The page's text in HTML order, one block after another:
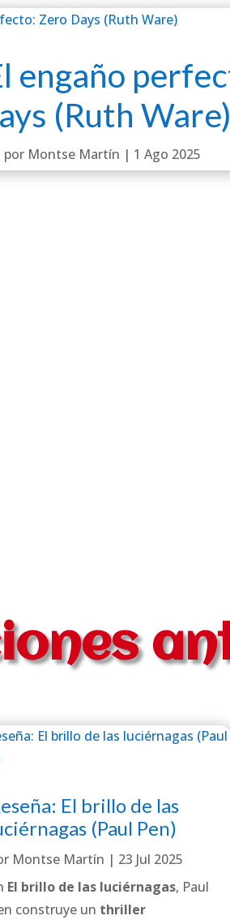
engaño
(Ruth Ware)
por Montse Martín | 1 Ago 2025
El brillo de las
(Paul Pen)
Montse Martín | 23 Jul 2025
El brillo de las luciérnagas, Paul
construye un thriller